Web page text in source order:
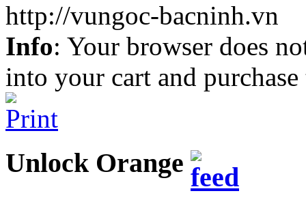
Info: Your browser does
into your cart and
Unlock Orange